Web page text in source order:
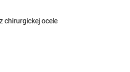
chirurgickej ocele